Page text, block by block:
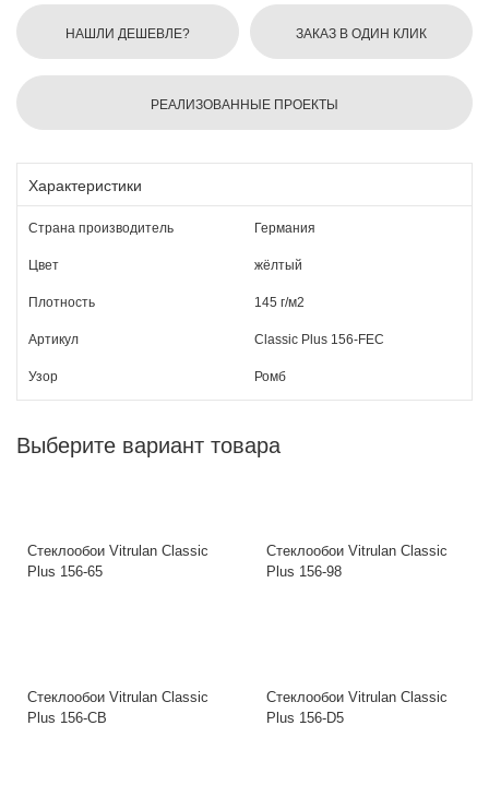
НАШЛИ ДЕШЕВЛЕ? ЗАКАЗ В ОДИН КЛИК
РЕАЛИЗОВАННЫЕ ПРОЕКТЫ
Характеристики
Страна производитель Германия
Цвет жёлтый
Плотность 145 г/м2
Артикул Classic Plus 156-FEC
Узор Ромб
Выберите вариант товара
Стеклообои Vitrulan Classic
Plus 156-65
Стеклообои Vitrulan Classic
Plus 156-98
Стеклообои Vitrulan Classic
Plus 156-CB
Стеклообои Vitrulan Classic
Plus 156-D5